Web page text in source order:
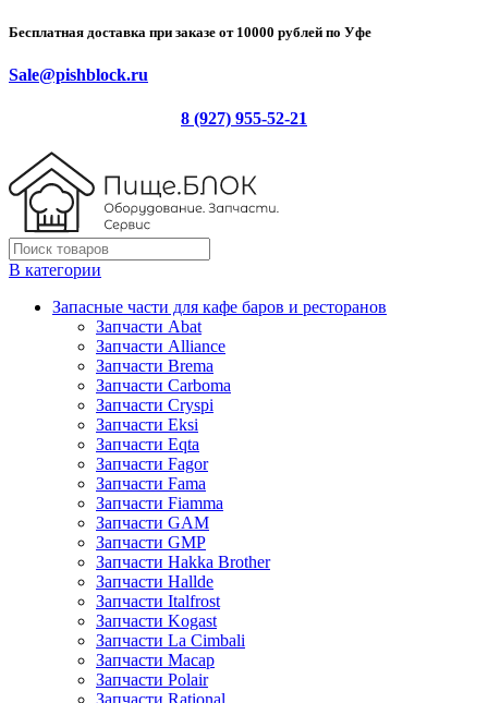
Бесплатная доставка при заказе от 10000 рублей по Уфе
Sale@pishblock.ru
8 (927) 955-52-21
В категории
Запасные части для кафе баров и ресторанов
Запчасти Abat
Запчасти Alliance
Запчасти Brema
Запчасти Carboma
Запчасти Cryspi
Запчасти Eksi
Запчасти Eqta
Запчасти Fagor
Запчасти Fama
Запчасти Fiamma
Запчасти GAM
Запчасти GMP
Запчасти Hakka Brother
Запчасти Hallde
Запчасти Italfrost
Запчасти Kogast
Запчасти La Cimbali
Запчасти Macap
Запчасти Polair
Запчасти Rational